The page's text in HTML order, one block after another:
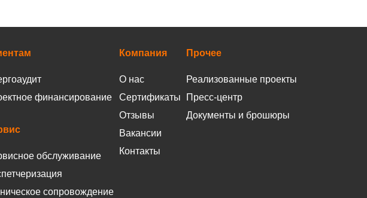
финансирование
обслуживание
сопровождение
Компания
О нас
Сертификаты
Отзывы
Вакансии
Контакты
Прочее
Реализованные проекты
Пресс-центр
Документы и брошюры